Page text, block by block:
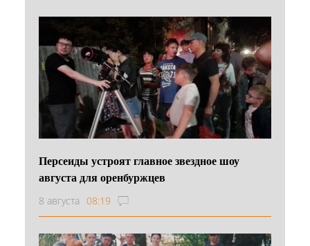
Персеиды устроят главное звездное шоу
августа для оренбуржцев
8 августа 08:19